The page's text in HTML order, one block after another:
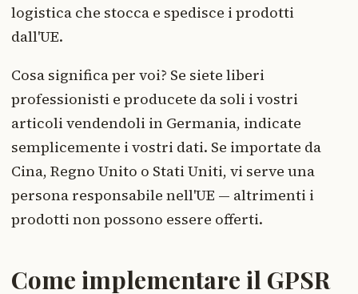
logistica che stocca e spedisce i prodotti
dall'UE.
Cosa significa per voi? Se siete liberi
professionisti e producete da soli i vostri
articoli vendendoli in Germania, indicate
semplicemente i vostri dati. Se importate da
Cina, Regno Unito o Stati Uniti, vi serve una
persona responsabile nell'UE — altrimenti i
prodotti non possono essere offerti.
Come implementare il GPSR